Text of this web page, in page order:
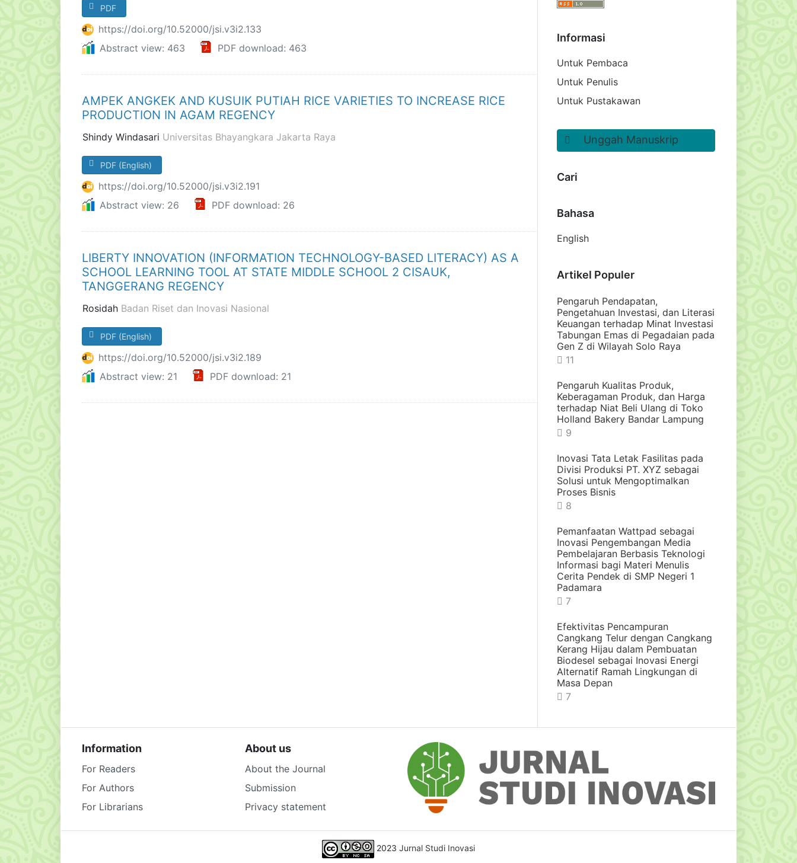
PDF
https://doi.org/10.52000/jsi.v3i2.133
Abstract view: 463
PDF download: 463
AMPEK ANGKEK AND KUSUIK PUTIAH RICE VARIETIES TO INCREASE RICE
PRODUCTION IN AGAM REGENCY
Shindy Windasari Universitas Bhayangkara Jakarta Raya
PDF (English)
https://doi.org/10.52000/jsi.v3i2.191
Abstract view: 26
PDF download: 26
LIBERTY INNOVATION (INFORMATION TECHNOLOGY-BASED LITERACY) AS A
SCHOOL LEARNING TOOL AT STATE MIDDLE SCHOOL 2 CISAUK,
TANGGERANG REGENCY
Rosidah Badan Riset dan Inovasi Nasional
PDF (English)
https://doi.org/10.52000/jsi.v3i2.189
Abstract view: 21
PDF download: 21
Informasi
Untuk Pembaca
Untuk Penulis
Untuk Pustakawan
Unggah Manuskrip
Cari
Bahasa
English
Artikel Populer
Pengaruh Pendapatan,
Pengetahuan Investasi, dan Literasi
Keuangan terhadap Minat Investasi
Tabungan Emas di Pegadaian pada
Gen Z di Wilayah Solo Raya
11
Pengaruh Kualitas Produk,
Keberagaman Produk, dan Harga
terhadap Niat Beli Ulang di Toko
Holland Bakery Bandar Lampung
9
Inovasi Tata Letak Fasilitas pada
Divisi Produksi PT. XYZ sebagai
Solusi untuk Mengoptimalkan
Proses Bisnis
8
Pemanfaatan Wattpad sebagai
Inovasi Pengembangan Media
Pembelajaran Berbasis Teknologi
Informasi bagi Materi Menulis
Cerita Pendek di SMP Negeri 1
Padamara
7
Efektivitas Pencampuran
Cangkang Telur dengan Cangkang
Kerang Hijau dalam Pembuatan
Biodesel sebagai Inovasi Energi
Alternatif Ramah Lingkungan di
Masa Depan
7
Information
For Readers
For Authors
For Librarians
About us
About the Journal
Submission
Privacy statement
2023 Jurnal Studi Inovasi